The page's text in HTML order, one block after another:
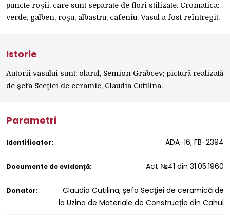
puncte roșii, care sunt separate de flori stilizate. Cromatica:
verde, galben, roșu, albastru, cafeniu. Vasul a fost reîntregit.
Istorie
Autorii vasului sunt: olarul, Semion Grabcev; pictură realizată
de șefa Secţiei de ceramic, Claudia Cutilina.
Parametri
Identificator: ADA-16; FB-2394
Documente de evidență: Act №41 din 31.05.1960
Donator:
Claudia Cutilina, șefa Secţiei de ceramică de
la Uzina de Materiale de Construcție din Cahul